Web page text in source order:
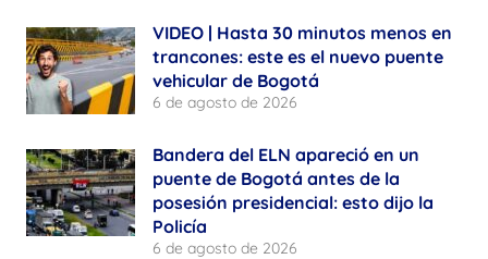
VIDEO | Hasta 30 minutos menos en
trancones: este es el nuevo puente
vehicular de Bogotá
6 de agosto de 2026
Bandera del ELN apareció en un
puente de Bogotá antes de la
posesión presidencial: esto dijo la
Policía
6 de agosto de 2026